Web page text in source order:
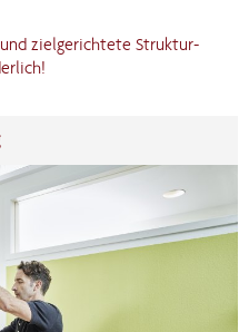
zielgerichtete Struktur-